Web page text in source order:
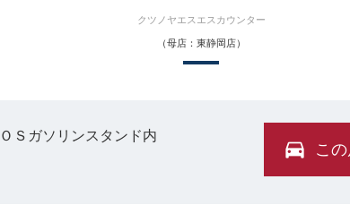
クツノヤエスエスカウンター
（母店：東静岡店）
Ｓガソリンスタンド内
こ